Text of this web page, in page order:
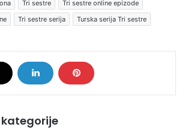
Tri sestre
Tri sestre online epizode
Tri sestre serija
Turska serija Tri sestre
kategorije